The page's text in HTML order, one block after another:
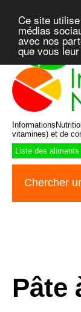
Ce site
médias
avec nos
que vous
vitamines) et de
Liste des aliments
Chercher
Pâte